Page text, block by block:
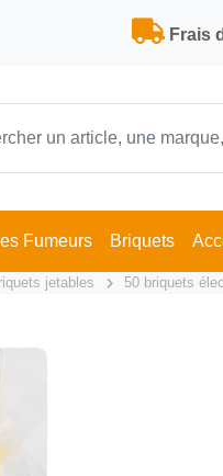
Frais
Fumeurs Briquets
jetables 50 briquets